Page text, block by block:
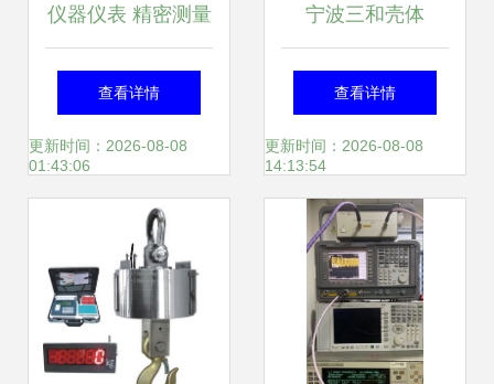
仪器仪表 精密测量
背后的智慧与力量
查看详情
更新时间：2026-08-08
01:43:06
宁波三和壳体
8157（单排）仪器
仪表外壳 精密防护
与实用设计的完美
结合
查看详情
更新时间：2026-08-08
14:13:54